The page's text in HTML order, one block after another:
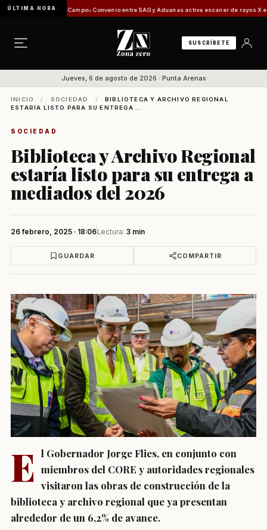
ÚLTIMA HORA
del Campo Convenio entre SAG y Aduanas activa escáner de rayos X en el
SUSCRÍBETE
Jueves, 6 de agosto de 2026 · Punta Arenas
INICIO / SOCIEDAD /
BIBLIOTECA Y ARCHIVO REGIONAL
ESTARÍA LISTO PARA SU ENTREGA ...
SOCIEDAD
Biblioteca y Archivo Regional
estaría listo para su entrega a
mediados del 2026
26 febrero, 2025 · 18:06Lectura: 3 min
GUARDAR COMPARTIR
E l Gobernador Jorge Flies, en conjunto con
miembros del CORE y autoridades regionales
visitaron las obras de construcción de la
biblioteca y archivo regional que ya presentan
alrededor de un 6,2% de avance.